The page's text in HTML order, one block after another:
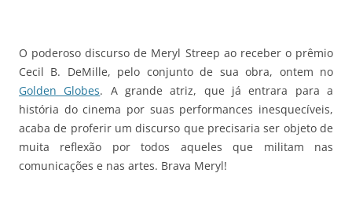
O poderoso discurso de Meryl Streep ao receber o prêmio
Cecil B. DeMille, pelo conjunto de sua obra, ontem no
Golden Globes. A grande atriz, que já entrara para a
história do cinema por suas performances inesquecíveis,
acaba de proferir um discurso que precisaria ser objeto de
muita reflexão por todos aqueles que militam nas
comunicações e nas artes. Brava Meryl!